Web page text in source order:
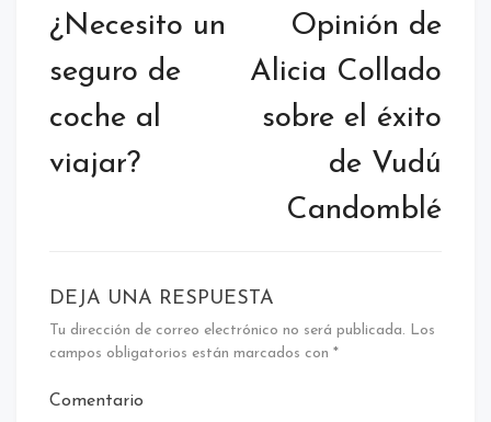
de
entradas
¿Necesito un
seguro de
coche al
viajar?
Opinión de
Alicia Collado
sobre el éxito
de Vudú
Candomblé
DEJA UNA RESPUESTA
Tu dirección de correo electrónico no será publicada. Los
campos obligatorios están marcados con *
Comentario